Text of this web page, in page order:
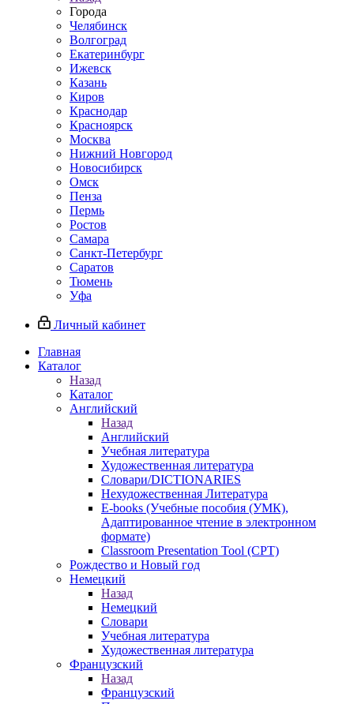
Города
Челябинск
Волгоград
Екатеринбург
Ижевск
Казань
Киров
Краснодар
Красноярск
Москва
Нижний Новгород
Новосибирск
Омск
Пенза
Пермь
Ростов
Самара
Санкт-Петербург
Саратов
Тюмень
Уфа
Личный кабинет
Главная
Каталог
Назад
Каталог
Английский
Назад
Английский
Учебная литература
Художественная литература
Словари/DICTIONARIES
Нехудожественная Литература
E-books (Учебные пособия (УМК),
Адаптированное чтение в электронном
формате)
Classroom Presentation Tool (CPT)
Рождество и Новый год
Немецкий
Назад
Немецкий
Словари
Учебная литература
Художественная литература
Французский
Назад
Французский